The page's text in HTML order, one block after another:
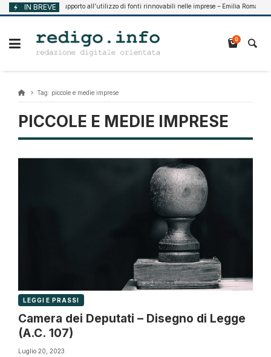
Vai
al
IN BREVE
Agosto 7, 2026 Supporto all’utilizzo di fonti rinnovabili nelle imprese – Emilia Romagna
0
Tag: piccole e medie imprese
PICCOLE E MEDIE IMPRESE
LEGGI E PRASSI
Camera dei Deputati – Disegno di Legge
(A.C. 107)
Luglio 20, 2023